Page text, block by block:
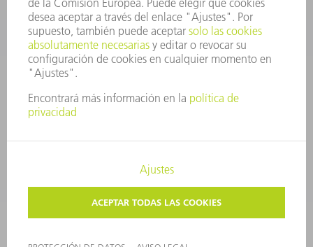
Lunes a Jueves de 8h – 18h
Viernes de 8h – 17h
utillaje@trumpf.com
AVISO LEGAL
PROTECCIÓN DE DATOS
COPYRIGHT Y MARCA REGISTRADA
CONDICIONES DE USO